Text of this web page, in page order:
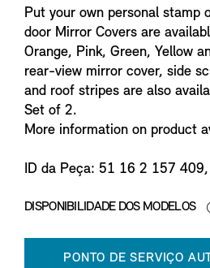
Put your own personal stamp
door Mirror Covers are
Orange, Pink, Green, Yellow
rear-view mirror cover, side
and roof stripes are also
Set of 2.
More information on product
ID da Peça: 51 16 2 157
DISPONIBILIDADE DOS MODELOS
PONTO DE SERVIÇO